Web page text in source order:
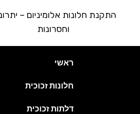
התקנת חלונות אלומיניום –
וחסרונות
ראשי
חלונות זכוכית
דלתות זכוכית